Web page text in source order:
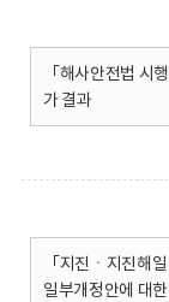
「해사안전법 시
가 결과
「지진ㆍ지진해
일부개정안에 대